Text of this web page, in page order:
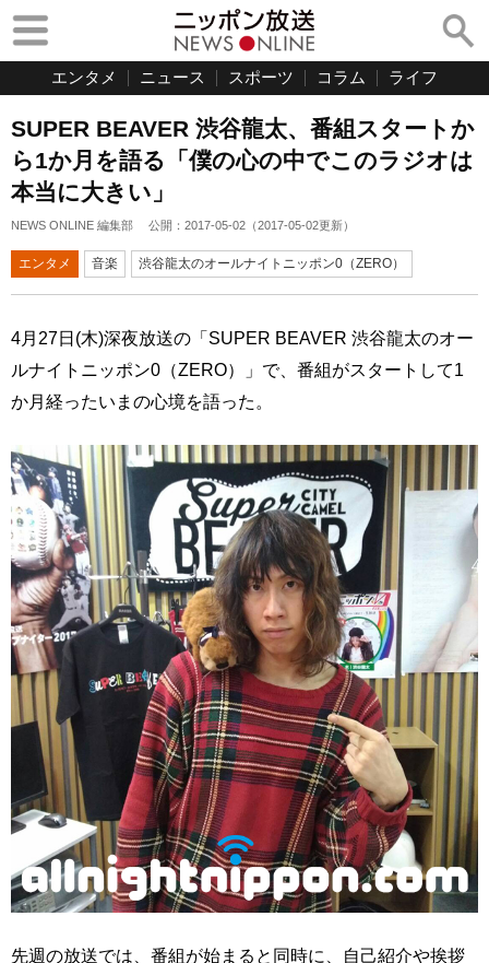
エンタメ ニュース スポーツ コラム ライフ
SUPER BEAVER 渋谷龍太、番組スタートか
ら1か月を語る「僕の心の中でこのラジオは
本当に大きい」
NEWS ONLINE 編集部 公開： 2017-05-02 （2017-05-02更新）
エンタメ 音楽 渋谷龍太のオールナイトニッポン0（ZERO）
4月27日(木)深夜放送の「SUPER BEAVER 渋谷龍太のオー
ルナイトニッポン0（ZERO）」で、番組がスタートして1
か月経ったいまの心境を語った。
先週の放送では、番組が始まると同時に、自己紹介や挨拶